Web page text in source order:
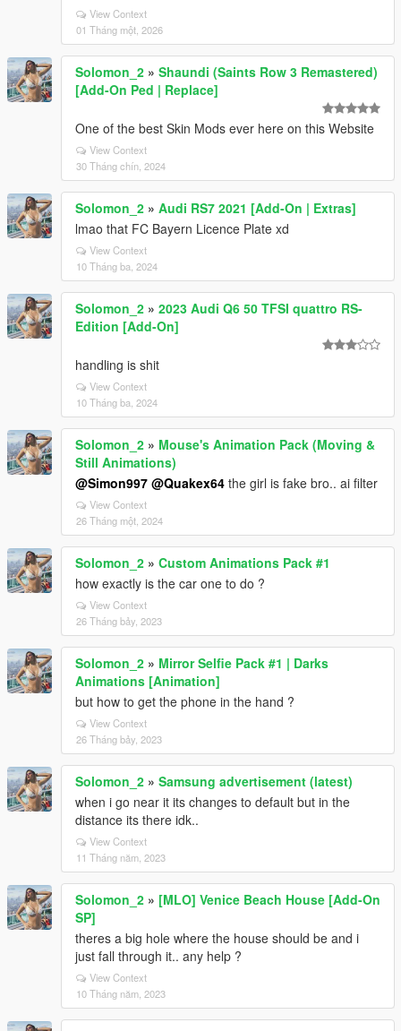
View Context
01 Tháng một, 2026
Solomon_2 » Shaundi (Saints Row 3 Remastered)
[Add-On Ped | Replace]
One of the best Skin Mods ever here on this Website
View Context
30 Tháng chín, 2024
Solomon_2 » Audi RS7 2021 [Add-On | Extras]
lmao that FC Bayern Licence Plate xd
View Context
10 Tháng ba, 2024
Solomon_2 » 2023 Audi Q6 50 TFSI quattro RS-
Edition [Add-On]
handling is shit
View Context
10 Tháng ba, 2024
Solomon_2 » Mouse's Animation Pack (Moving &
Still Animations)
@Simon997 @Quakex64 the girl is fake bro.. ai filter
View Context
26 Tháng một, 2024
Solomon_2 » Custom Animations Pack #1
how exactly is the car one to do ?
View Context
26 Tháng bảy, 2023
Solomon_2 » Mirror Selfie Pack #1 | Darks
Animations [Animation]
but how to get the phone in the hand ?
View Context
26 Tháng bảy, 2023
Solomon_2 » Samsung advertisement (latest)
when i go near it its changes to default but in the
distance its there idk..
View Context
11 Tháng năm, 2023
Solomon_2 » [MLO] Venice Beach House [Add-On
SP]
theres a big hole where the house should be and i
just fall through it.. any help ?
View Context
10 Tháng năm, 2023